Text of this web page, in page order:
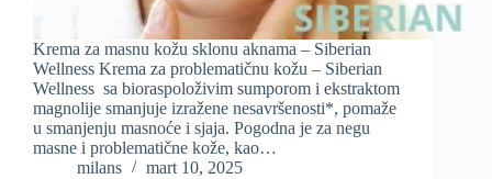
Krema za masnu kožu sklonu aknama – Siberian
Wellness Krema za problematičnu kožu – Siberian
Wellness sa bioraspoloživim sumporom i ekstraktom
magnolije smanjuje izražene nesavršenosti*, pomaže
u smanjenju masnoće i sjaja. Pogodna je za negu
masne i problematične kože, kao…
milans
mart 10, 2025